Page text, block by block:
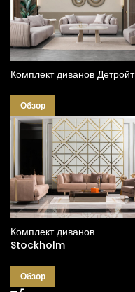
Комплект диванов Детройт
Обзор
Комплект диванов
Stockholm
Обзор